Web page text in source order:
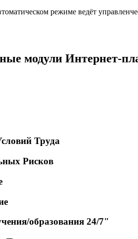
режиме ведёт
модули
Труда
Рисков
образования 24/7"